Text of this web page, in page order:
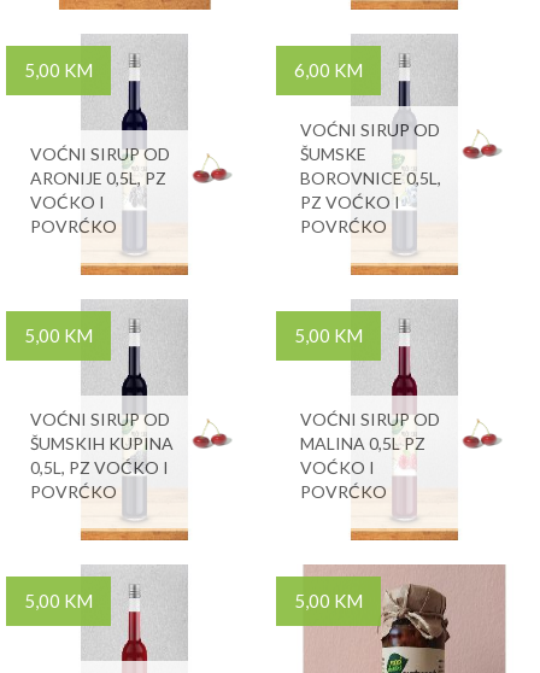
5,00 KM
VOĆNI SIRUP OD
ARONIJE 0,5L, PZ
VOĆKO I
POVRĆKO
6,00 KM
VOĆNI SIRUP OD
ŠUMSKE
BOROVNICE 0,5L,
PZ VOĆKO I
POVRĆKO
5,00 KM
VOĆNI SIRUP OD
ŠUMSKIH KUPINA
0,5L, PZ VOĆKO I
POVRĆKO
5,00 KM
VOĆNI SIRUP OD
MALINA 0,5L PZ
VOĆKO I
POVRĆKO
5,00 KM 5,00 KM